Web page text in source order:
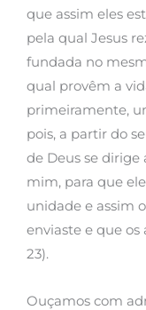
que assim eles
pela qual Jesus
fundada no
qual provêm a
primeiramente,
pois, a partir do
de Deus se dirige
mim, para que
unidade e assim
enviaste e que os
23).
Ouçamos com